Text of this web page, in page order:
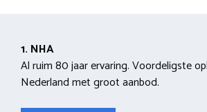
1. NHA
Al ruim 80 jaar ervaring. Voordeligste
Nederland met groot aanbod.